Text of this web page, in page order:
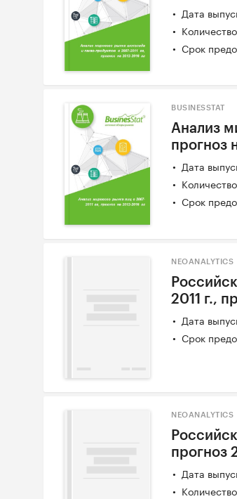
Дата
Срок
BUSINESSTAT
Анализ
прогноз
Дата
Срок
NEOANALYTICS
2011 г.,
Дата
Срок
NEOANALYTICS
прогноз
Дата